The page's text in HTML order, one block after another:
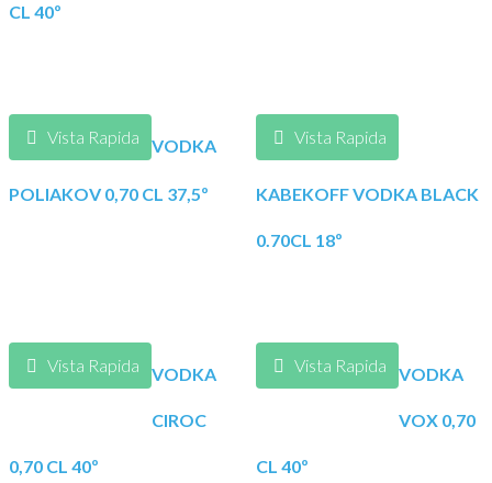
CL 40º
Vista Rapida VODKA
POLIAKOV 0,70 CL 37,5º
Vista Rapida
KABEKOFF VODKA BLACK
0.70CL 18º
Vista Rapida VODKA
CIROC
0,70 CL 40º
Vista Rapida VODKA
VOX 0,70
CL 40º